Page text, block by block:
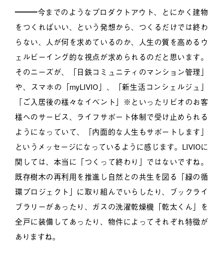
━━━今までのようなプロダクトアウト、とにかく建物
をつくればいい、という発想から、つくるだけでは終わ
らない、人が何を求めているのか、人生の質を高めるウ
ェルビーイング的な視点が求められるのだと思います。
そのニーズが、「日鉄コミュニティのマンション管理」
や、スマホの「myLIVIO」、「新生活コンシェルジュ」
「ご入居後の様々なイベント」※といったリビオのお客
様へのサービス、ライフサポート体制で受け止められる
ようになっていて、「内面的な人生もサポートします」
というメッセージになっているように感じます。LIVIOに
関しては、本当に「つくって終わり」ではないですね。
既存樹木の再利用を推進し自然との共生を図る「緑の循
環プロジェクト」に取り組んでいらしたり、ブックライ
ブラリーがあったり、ガスの洗濯乾燥機「乾太くん」を
全戸に装備してあったり、物件によってそれぞれ特徴が
ありますね。